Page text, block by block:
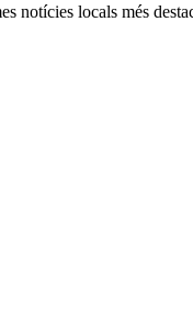
notícies locals més